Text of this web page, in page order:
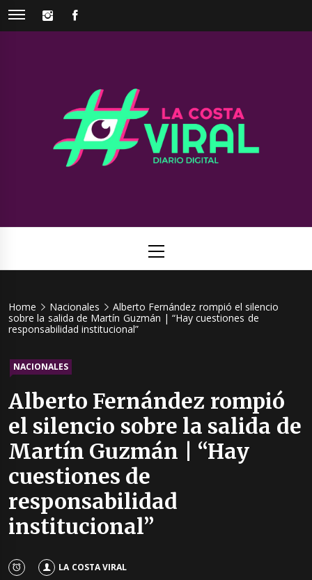
Skip
INSTAGRAM
Viral
Menu
Home Nacionales
Alberto Fernández rompió el silencio
sobre la salida de Martín Guzmán | “Hay cuestiones de
responsabilidad institucional”
NACIONALES
Alberto Fernández rompió
el silencio sobre la salida de
Martín Guzmán | “Hay
cuestiones de
responsabilidad
institucional”
LA COSTA VIRAL